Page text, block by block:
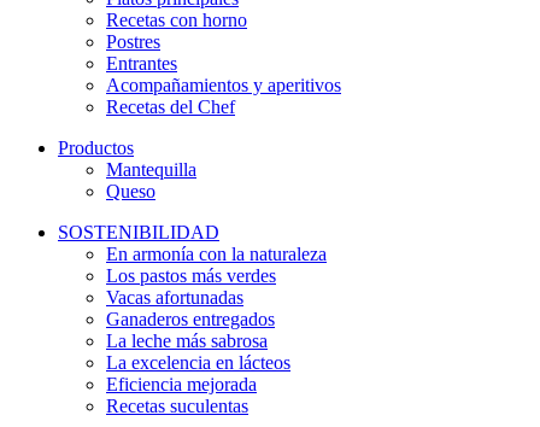
Recetas con horno
Postres
Entrantes
Acompañamientos y aperitivos
Recetas del Chef
Productos
Mantequilla
Queso
SOSTENIBILIDAD
En armonía con la naturaleza
Los pastos más verdes
Vacas afortunadas
Ganaderos entregados
La leche más sabrosa
La excelencia en lácteos
Eficiencia mejorada
Recetas suculentas